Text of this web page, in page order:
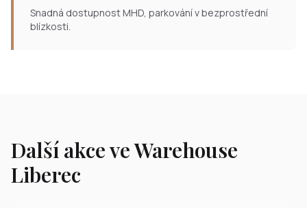
Snadná dostupnost MHD, parkování v bezprostřední
blízkosti.
Další akce ve Warehouse
Liberec